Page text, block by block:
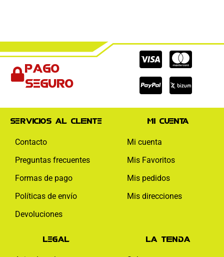
Pago
seguro
Cc-
visa
Cc-
Cc-
paypal
Servicios al cliente
Contacto
Preguntas frecuentes
Formas de pago
Políticas de envío
Devoluciones
Mi cuenta
Mi cuenta
Mis Favoritos
Mis pedidos
Mis direcciones
Legal La tienda